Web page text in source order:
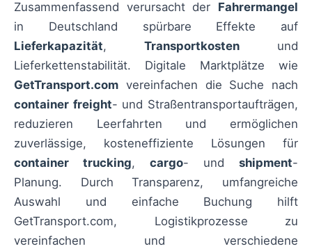
Zusammenfassend verursacht der Fahrermangel
in Deutschland spürbare Effekte auf
Lieferkapazität, Transportkosten und
Lieferkettenstabilität. Digitale Marktplätze wie
GetTransport.com vereinfachen die Suche nach
container freight- und Straßentransportaufträgen,
reduzieren Leerfahrten und ermöglichen
zuverlässige, kosteneffiziente Lösungen für
container trucking, cargo- und shipment-
Planung. Durch Transparenz, umfangreiche
Auswahl und einfache Buchung hilft
GetTransport.com, Logistikprozesse zu
vereinfachen und verschiedene